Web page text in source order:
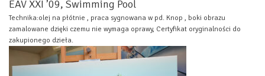
EAV XXI ’09, Swimming Pool
Technika:olej na płótnie , praca sygnowana w pd. Knop , boki obrazu
zamalowane dzięki czemu nie wymaga oprawy, Certyfikat oryginalności do
zakupionego dzieła.